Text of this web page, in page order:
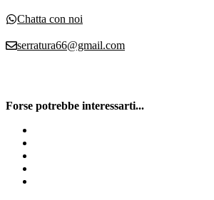
Chatta con noi
serratura66@gmail.com
Forse potrebbe interessarti...